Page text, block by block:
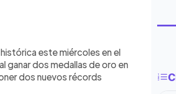
Juegos
medallas de oro y
se impuso en los 50
en los 50 metros
este miércoles en el
ganar dos medallas de oro en
dos nuevos récords